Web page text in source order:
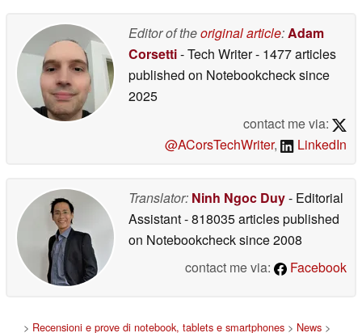
Editor of theoriginal article:Adam
Corsetti- Tech Writer- 1477 articles
published on Notebookchecksince
2025
contact me via:
@ACorsTechWriter, LinkedIn
Translator: Ninh Ngoc Duy- Editorial
Assistant- 818035 articles published
on Notebookchecksince 2008
contact me via:
Facebook
> Recensioni e prove di notebook, tablets e smartphones > News >